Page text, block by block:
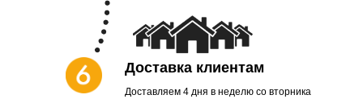
Доставка клиентам
Доставляем 4 дня в неделю со вторника